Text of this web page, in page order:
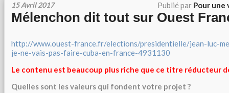
15 Avril 2017 Publié par Pour une
Mélenchon dit tout sur Ouest
http://www.ouest-france.fr/elections/presidentielle/jean-luc-
je-ne-vais-pas-faire-cuba-en-france-4931130
Le contenu est beaucoup plus riche que ce titre réducteur
Quelles sont les valeurs qui fondent votre projet ?